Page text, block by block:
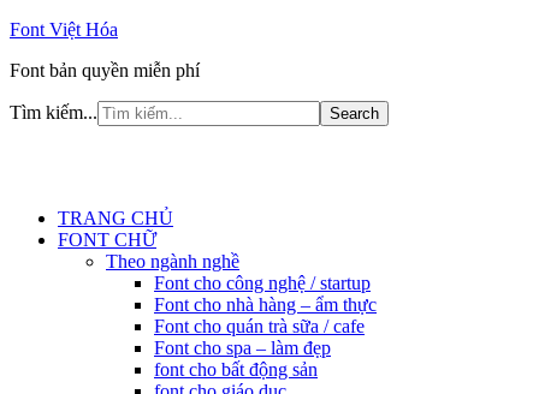
Font Việt Hóa
Font bản quyền miễn phí
Tìm kiếm...
TRANG CHỦ
FONT CHỮ
Theo ngành nghề
Font cho công nghệ / startup
Font cho nhà hàng – ẩm thực
Font cho quán trà sữa / cafe
Font cho spa – làm đẹp
font cho bất động sản